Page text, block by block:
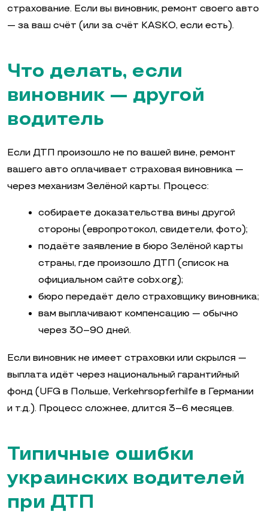
страхование. Если вы виновник, ремонт своего авто
— за ваш счёт (или за счёт KASKO, если есть).
Что делать, если
виновник — другой
водитель
Если ДТП произошло не по вашей вине, ремонт
вашего авто оплачивает страховая виновника —
через механизм Зелёной карты. Процесс:
собираете доказательства вины другой
стороны (европротокол, свидетели, фото);
подаёте заявление в бюро Зелёной карты
страны, где произошло ДТП (список на
официальном сайте cobx.org);
бюро передаёт дело страховщику виновника;
вам выплачивают компенсацию — обычно
через 30–90 дней.
Если виновник не имеет страховки или скрылся —
выплата идёт через национальный гарантийный
фонд (UFG в Польше, Verkehrsopferhilfe в Германии
и т.д.). Процесс сложнее, длится 3–6 месяцев.
Типичные ошибки
украинских водителей
при ДТП